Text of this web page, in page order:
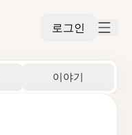
로그인
이야기